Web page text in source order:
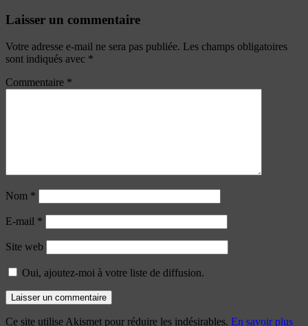
Laisser un commentaire
Votre adresse e-mail ne sera pas publiée. Les champs obligatoires
sont indiqués avec *
Commentaire *
Nom *
E-mail *
Site web
Oui, ajoutez-moi à votre liste de diffusion.
Ce site utilise Akismet pour réduire les indésirables. En savoir plus